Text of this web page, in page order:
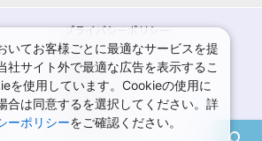
千葉県
栃木県
神奈川県ホテル・旅館
千葉県ホテル・旅館
栃木県ホテル・旅館
蔵王温泉(山形)
鳴子温泉(宮城)
岩手旅行・ツアー
秋田旅行・ツアー
福島旅行・ツアー
版 女子旅 国内版
ゴールデンウィーク（GW）の国内
旅行
7月の国内旅行
9月の国内旅行
プライバシーポリシー
規約集
商標について
採用情報
いてお客様ごとに最適なサービスを提
社サイト外で最適な広告を表示するこ
を使用しています。Cookieの使用に
合は同意するを選択してください。詳
ーポリシーをご確認ください。